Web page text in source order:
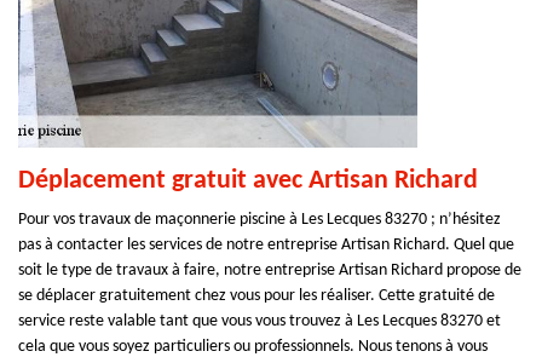
Déplacement gratuit avec Artisan Richard
Pour vos travaux de maçonnerie piscine à Les Lecques 83270 ; n’hésitez
pas à contacter les services de notre entreprise Artisan Richard. Quel que
soit le type de travaux à faire, notre entreprise Artisan Richard propose de
se déplacer gratuitement chez vous pour les réaliser. Cette gratuité de
service reste valable tant que vous vous trouvez à Les Lecques 83270 et
cela que vous soyez particuliers ou professionnels. Nous tenons à vous